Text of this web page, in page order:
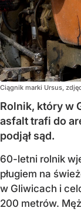
Ciągnik marki Ursus,
Rolnik, który w
asfalt trafi do
podjął sąd.
60-letni rolnik
pługiem na
w Gliwicach i
200 metrów.